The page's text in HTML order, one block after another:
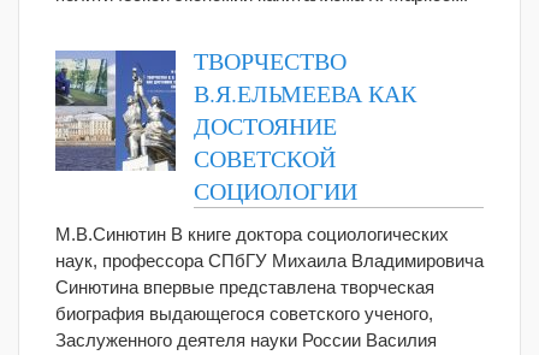
ТВОРЧЕСТВО
В.Я.ЕЛЬМЕЕВА КАК
ДОСТОЯНИЕ
СОВЕТСКОЙ
СОЦИОЛОГИИ
М.В.Синютин В книге доктора социологических
наук, профессора СПбГУ Михаила Владимировича
Синютина впервые представлена творческая
биография выдающегося советского ученого,
Заслуженного деятеля науки России Василия